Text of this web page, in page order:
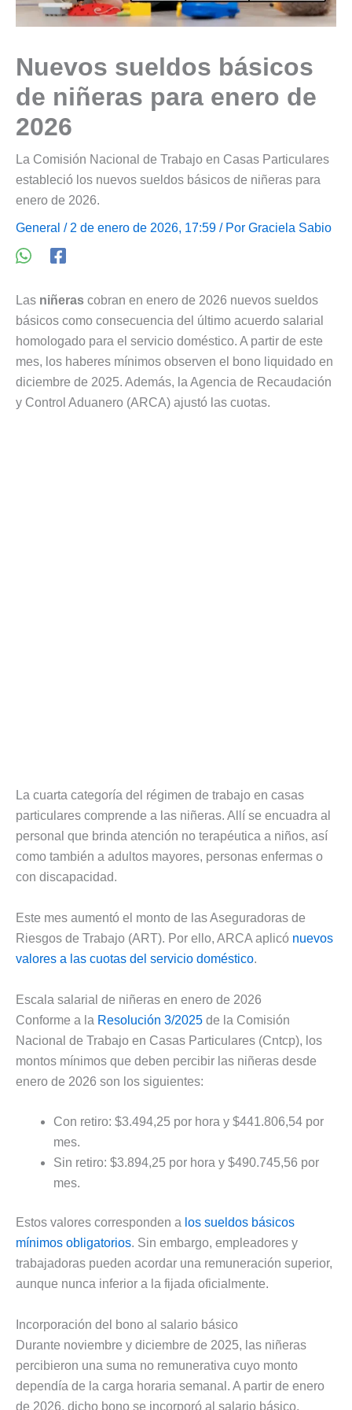
Nuevos sueldos básicos
de niñeras para enero de
2026
La Comisión Nacional de Trabajo en Casas Particulares
estableció los nuevos sueldos básicos de niñeras para
enero de 2026.
General / 2 de enero de 2026, 17:59 / Por Graciela Sabio
Las niñeras cobran en enero de 2026 nuevos sueldos
básicos como consecuencia del último acuerdo salarial
homologado para el servicio doméstico. A partir de este
mes, los haberes mínimos observen el bono liquidado en
diciembre de 2025. Además, la Agencia de Recaudación
y Control Aduanero (ARCA) ajustó las cuotas.
La cuarta categoría del régimen de trabajo en casas
particulares comprende a las niñeras. Allí se encuadra al
personal que brinda atención no terapéutica a niños, así
como también a adultos mayores, personas enfermas o
con discapacidad.
Este mes aumentó el monto de las Aseguradoras de
Riesgos de Trabajo (ART). Por ello, ARCA aplicó nuevos
valores a las cuotas del servicio doméstico.
Escala salarial de niñeras en enero de 2026
Conforme a la Resolución 3/2025 de la Comisión
Nacional de Trabajo en Casas Particulares (Cntcp), los
montos mínimos que deben percibir las niñeras desde
enero de 2026 son los siguientes:
Con retiro: $3.494,25 por hora y $441.806,54 por
mes.
Sin retiro: $3.894,25 por hora y $490.745,56 por
mes.
Estos valores corresponden a los sueldos básicos
mínimos obligatorios. Sin embargo, empleadores y
trabajadoras pueden acordar una remuneración superior,
aunque nunca inferior a la fijada oficialmente.
Incorporación del bono al salario básico
Durante noviembre y diciembre de 2025, las niñeras
percibieron una suma no remunerativa cuyo monto
dependía de la carga horaria semanal. A partir de enero
de 2026, dicho bono se incorporó al salario básico,